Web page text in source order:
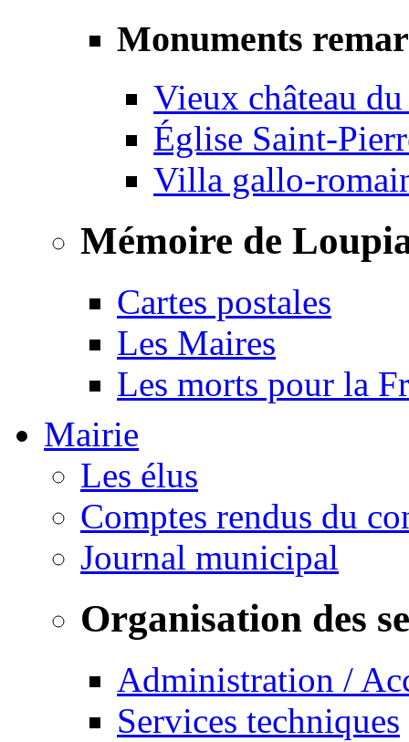
Monuments
Vieux château
Église Saint-
Villa gallo-
Mémoire de
Cartes postales
Les Maires
Les morts pour la
Mairie
Les élus
Comptes rendus du
Journal municipal
Organisation des
Administration /
Services techniques